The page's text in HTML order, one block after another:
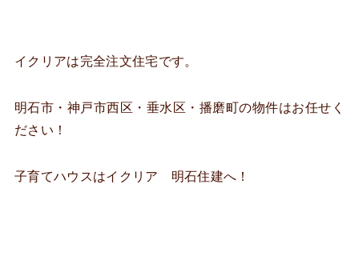
イクリアは完全注文住宅です。
明石市・神戸市西区・垂水区・播磨町の物件はお任せく
ださい！
子育てハウスはイクリア 明石住建へ！